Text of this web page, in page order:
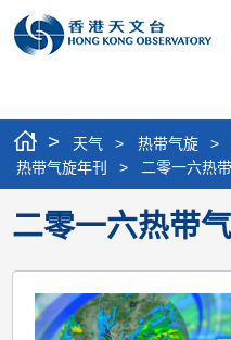
> 天气 > 热带气旋 >
热带气旋年刊
> 二零一六热
二零一六热带